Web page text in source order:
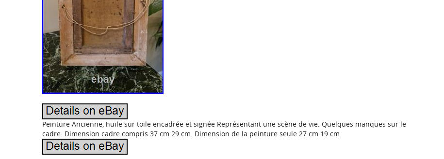
Peinture Ancienne, huile sur toile encadrée et signée Représentant une scène de vie. Quelques manques sur le
cadre. Dimension cadre compris 37 cm 29 cm. Dimension de la peinture seule 27 cm 19 cm.